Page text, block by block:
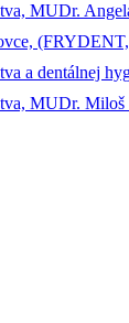
MUDr.
a dentálnej
MUDr.